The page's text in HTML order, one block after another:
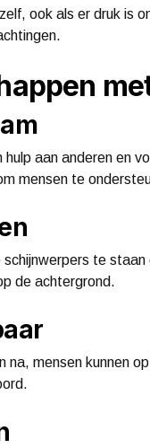
ook als er druk is
aan anderen en
mensen te
te staan
de achtergrond.
na, mensen kunnen